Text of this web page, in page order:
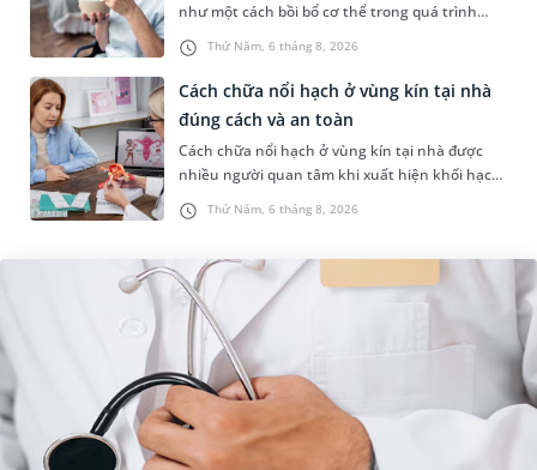
Thứ Năm, 6 tháng 8, 2026
như một cách bồi bổ cơ thể trong quá trình
điều trị ung thư. Tuy nhiên, câu hỏi người bị
ung thư có uống được sâm kh...
Thứ Năm, 6 tháng 8, 2026
Cách chữa nổi hạch ở vùng kín tại nhà
đúng cách và an toàn
Cách chữa nổi hạch ở vùng kín tại nhà được
nhiều người quan tâm khi xuất hiện khối hạch
nhỏ ở vùng bẹn hoặc cơ quan sinh dục. Nếu
hạch mới xuất hiện, kích th...